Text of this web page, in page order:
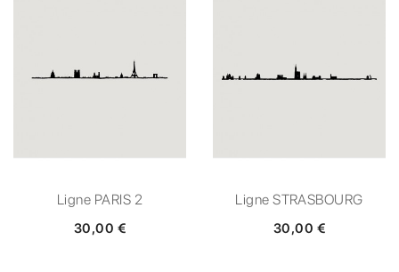
Ligne PARIS 2
30,00 €
Ligne STRASBOURG
30,00 €